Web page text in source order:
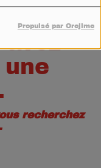
Propulsé par Orejime
avez
recherchez